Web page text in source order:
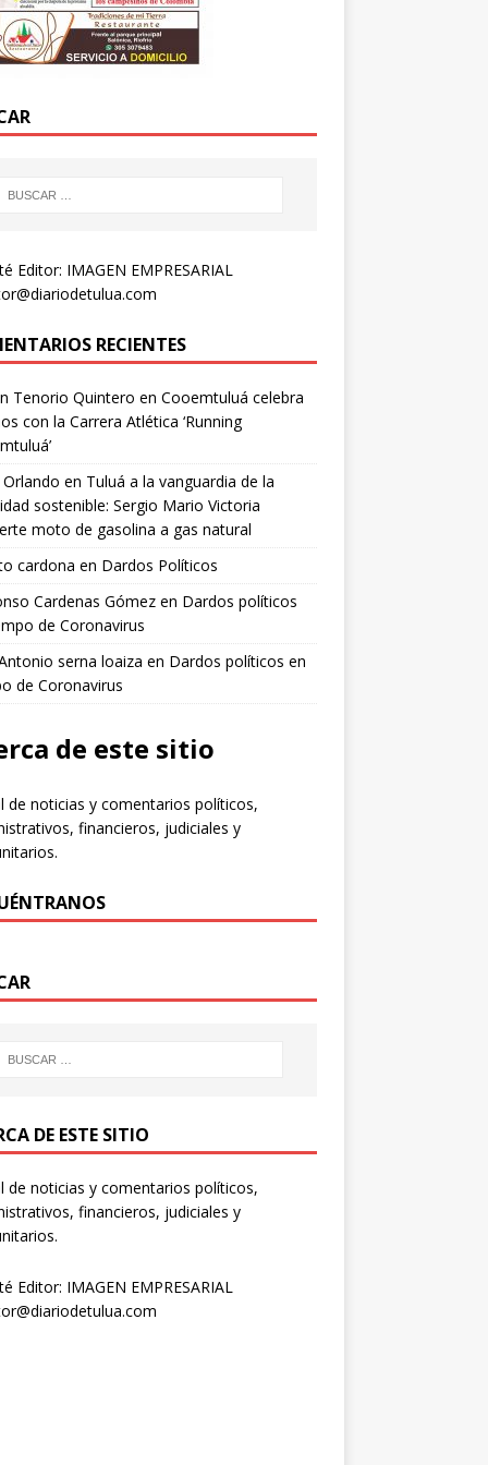
Editor: IMAGEN EMPRESARIAL
RECIENTES
Tenorio Quintero en Cooemtuluá celebra
con la Carrera Atlética ‘Running
Orlando en Tuluá a la vanguardia de la
sostenible: Sergio Mario Victoria
moto de gasolina a gas natural
cardona en Dardos Políticos
Cardenas Gómezen Dardos políticos
de Coronavirus
serna loaiza en Dardos políticos en
de Coronavirus
de este sitio
de noticias y comentarios políticos,
financieros, judiciales y
DE ESTE SITIO
de noticias y comentarios políticos,
financieros, judiciales y
Editor: IMAGEN EMPRESARIAL